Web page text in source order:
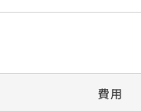
費用